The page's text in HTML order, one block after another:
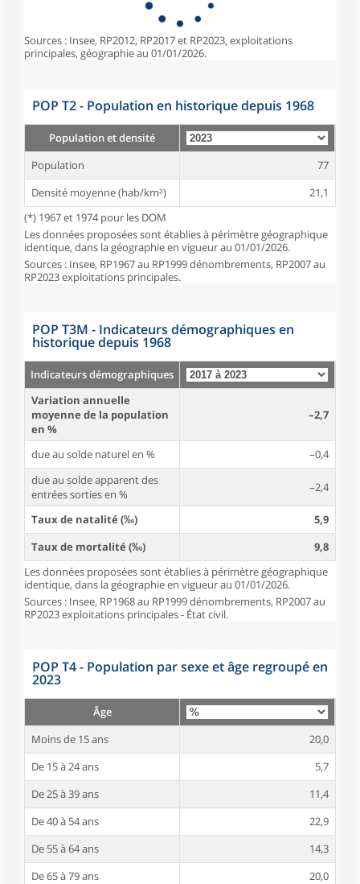
Sources : Insee, RP2012, RP2017 et RP2023, exploitations
principales, géographie au 01/01/2026.
POP T2 - Population en historique depuis 1968
Population et densité
Population
77
Densité moyenne (hab/km²)
21,1
(*) 1967 et 1974 pour les DOM
Les données proposées sont établies à périmètre géographique
identique, dans la géographie en vigueur au 01/01/2026.
Sources : Insee, RP1967 au RP1999 dénombrements, RP2007 au
RP2023 exploitations principales.
POP T3M - Indicateurs démographiques en
historique depuis 1968
Indicateurs démographiques
Variation annuelle
moyenne de la population
en %
–2,7
due au solde naturel en %
–0,4
due au solde apparent des
entrées sorties en %
–2,4
Taux de natalité (‰)
5,9
Taux de mortalité (‰)
9,8
Les données proposées sont établies à périmètre géographique
identique, dans la géographie en vigueur au 01/01/2026.
Sources : Insee, RP1968 au RP1999 dénombrements, RP2007 au
RP2023 exploitations principales - État civil.
POP T4 - Population par sexe et âge regroupé en
2023
Âge
Moins de 15 ans
20,0
De 15 à 24 ans
5,7
De 25 à 39 ans
11,4
De 40 à 54 ans
22,9
De 55 à 64 ans
14,3
De 65 à 79 ans
20,0